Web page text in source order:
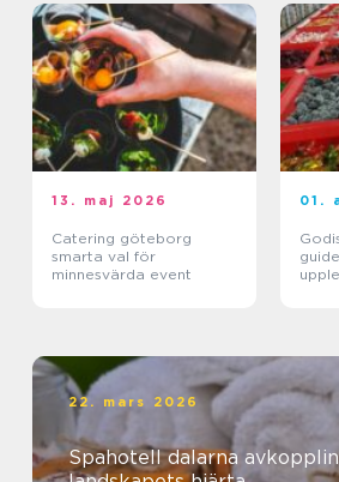
13. maj 2026
Catering göteborg
smarta val för
minnesvärda event
01.
22. mars 2026
Spahotell dalarna avkoppling i